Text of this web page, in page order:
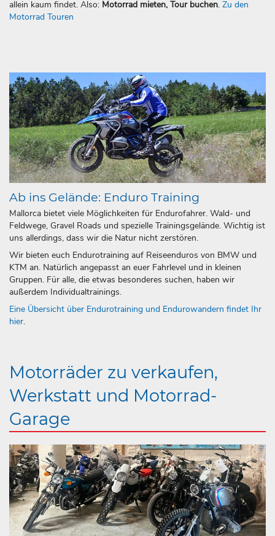
allein kaum findet. Also: Motorrad mieten, Tour buchen. Zu den
Motorrad Touren
Ab ins Gelände: Enduro Training
Mallorca bietet viele Möglichkeiten für Endurofahrer. Wald- und
Feldwege, Gravel Roads und spezielle Trainingsgelände. Wichtig ist
uns allerdings, dass wir die Natur nicht zerstören.
Wir bieten euch Endurotraining auf Reiseenduros von BMW und
KTM an. Natürlich angepasst an euer Fahrlevel und in kleinen
Gruppen. Für alle, die etwas besonderes suchen, haben wir
außerdem Individualtrainings.
Eine Übersicht über Endurotraining und Endurowandern findet Ihr
hier.
Motorräder zu verkaufen,
Werkstatt und Motorrad-
Garage